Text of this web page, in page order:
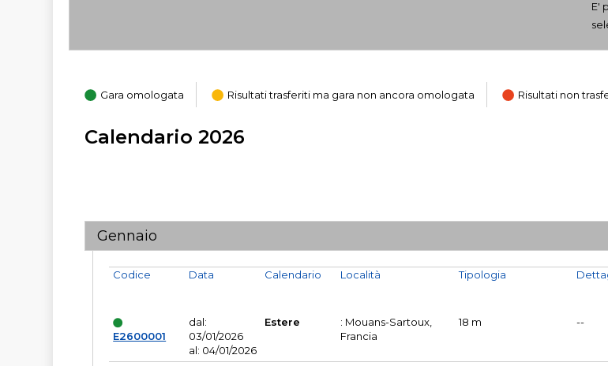
E'
Gara omologata Risultati trasferiti ma gara non ancora omologata Risultati non
Calendario 2026
Gennaio
Codice
E2600001
Data
dal:
03/01/2026
al: 04/01/2026
Calendario
Estere
Località
: Mouans-Sartoux,
Francia
Tipologia
18 m --